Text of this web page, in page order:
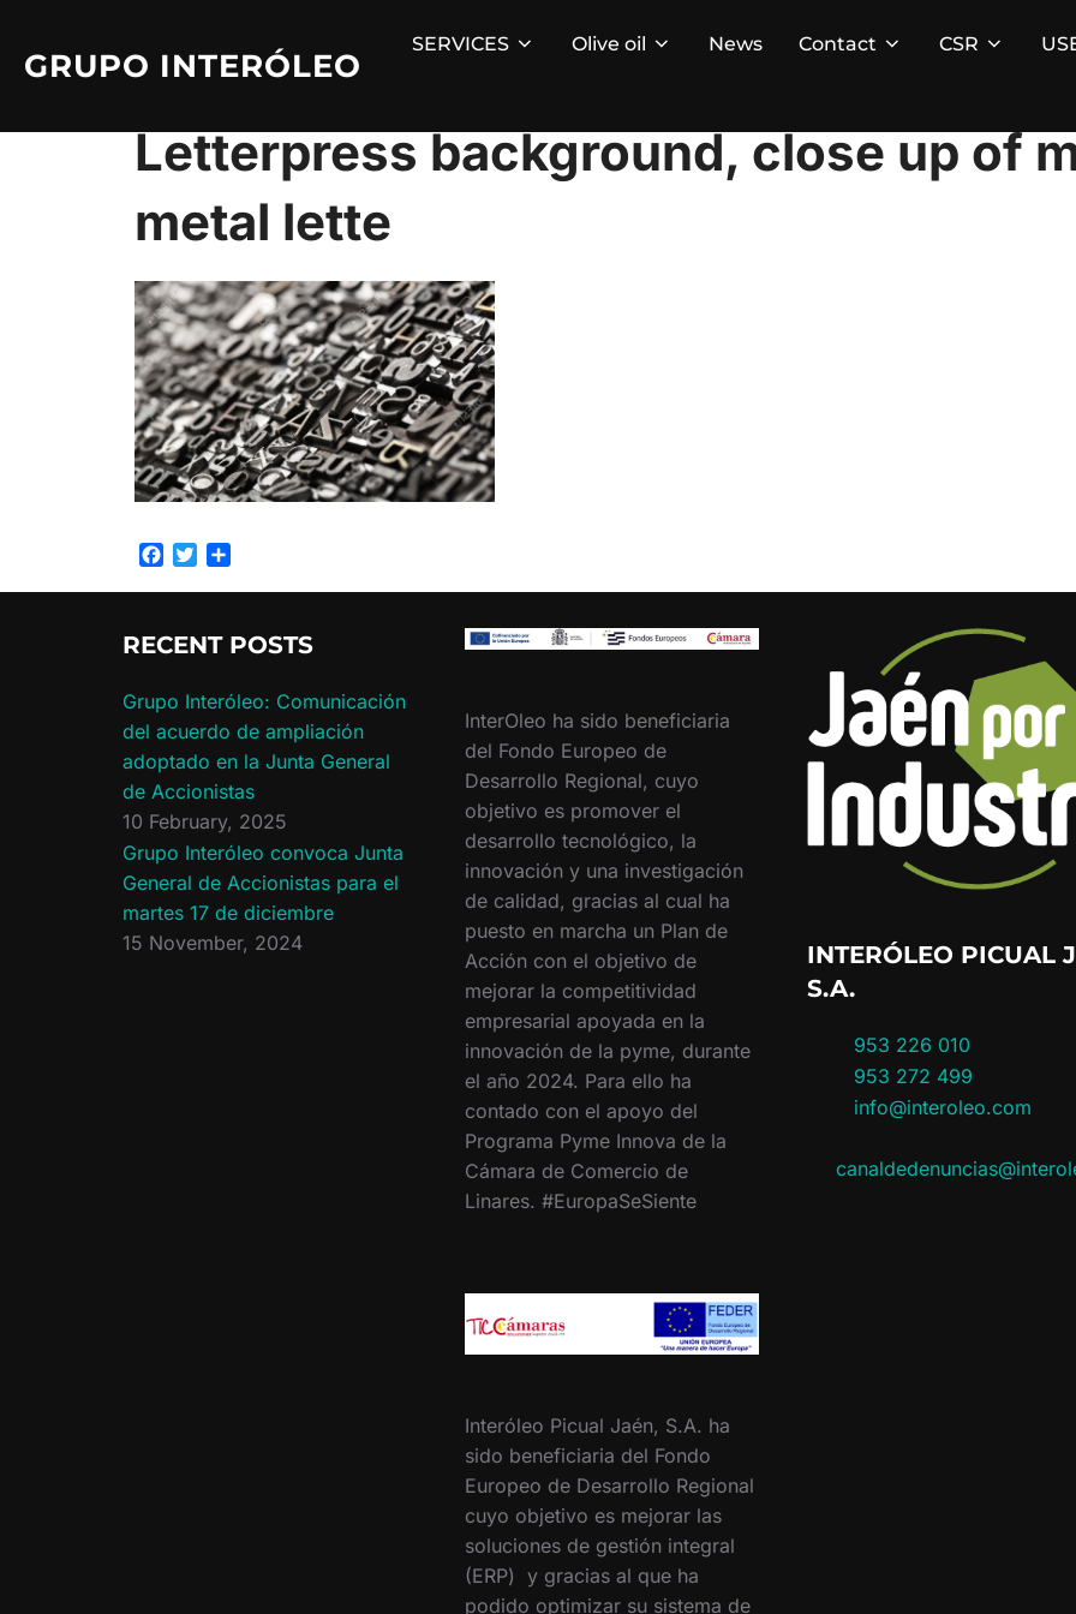
content
GRUPO INTERÓLEO
SERVICES Olive oil News Contact CSR
Letterpress background, close up of
metal lette
b
o
k
t
r
e
RECENT POSTS
Grupo Interóleo: Comunicación
del acuerdo de ampliación
adoptado en la Junta General
de Accionistas
10 February, 2025
Grupo Interóleo convoca Junta
General de Accionistas para el
martes 17 de diciembre
15 November, 2024
InterOleo ha sido beneficiaria
del Fondo Europeo de
Desarrollo Regional, cuyo
objetivo es promover el
desarrollo tecnológico, la
innovación y una investigación
de calidad, gracias al cual ha
puesto en marcha un Plan de
Acción con el objetivo de
mejorar la competitividad
empresarial apoyada en la
innovación de la pyme, durante
el año 2024. Para ello ha
contado con el apoyo del
Programa Pyme Innova de la
Cámara de Comercio de
Linares. #EuropaSeSiente
Interóleo Picual Jaén, S.A. ha
sido beneficiaria del Fondo
Europeo de Desarrollo Regional
cuyo objetivo es mejorar las
soluciones de gestión integral
(ERP) y gracias al que ha
podido optimizar su sistema de
INTERÓLEO PICUAL
S.A.
953 226 010
953 272 499
info@interoleo.com